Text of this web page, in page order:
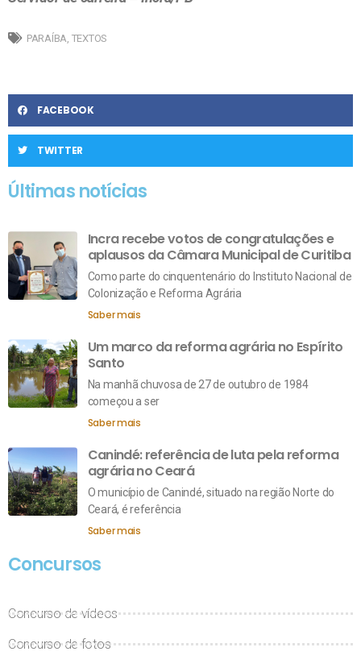
PARAÍBA TEXTOS
FACEBOOK
TWITTER
Últimas notícias
Incra recebe votos de congratulações e
aplausos da Câmara Municipal de Curitiba
Como parte do cinquentenário do Instituto Nacional de
Colonização e Reforma Agrária
Saber mais
Um marco da reforma agrária no Espírito
Santo
Na manhã chuvosa de 27 de outubro de 1984
começou a ser
Saber mais
Canindé: referência de luta pela reforma
agrária no Ceará
O município de Canindé, situado na região Norte do
Ceará, é referência
Saber mais
Concursos
Concurso de vídeos
Concurso de fotos